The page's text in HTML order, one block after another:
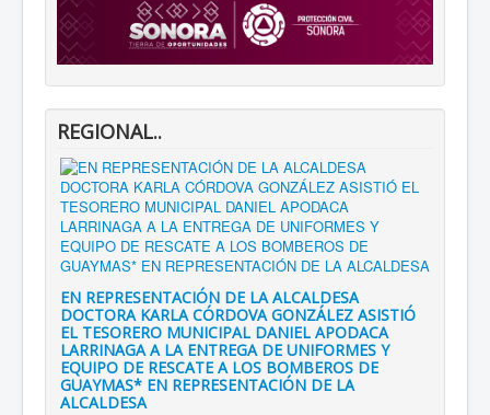
REGIONAL..
EN REPRESENTACIÓN DE LA ALCALDESA
DOCTORA KARLA CÓRDOVA GONZÁLEZ ASISTIÓ
EL TESORERO MUNICIPAL DANIEL APODACA
LARRINAGA A LA ENTREGA DE UNIFORMES Y
EQUIPO DE RESCATE A LOS BOMBEROS DE
GUAYMAS* EN REPRESENTACIÓN DE LA
ALCALDESA